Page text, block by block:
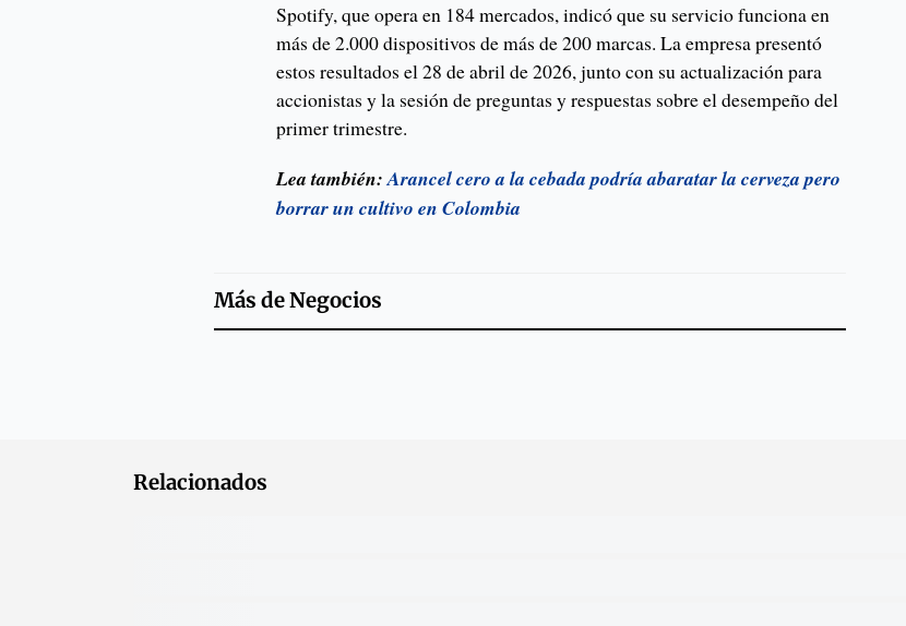
Spotify, que opera en 184 mercados, indicó que su servicio funciona en
más de 2.000 dispositivos de más de 200 marcas. La empresa presentó
estos resultados el 28 de abril de 2026, junto con su actualización para
accionistas y la sesión de preguntas y respuestas sobre el desempeño del
primer trimestre.
Lea también:Arancel cero a la cebada podría abaratar la cerveza pero
borrar un cultivo en Colombia
Más deNegocios
Relacionados